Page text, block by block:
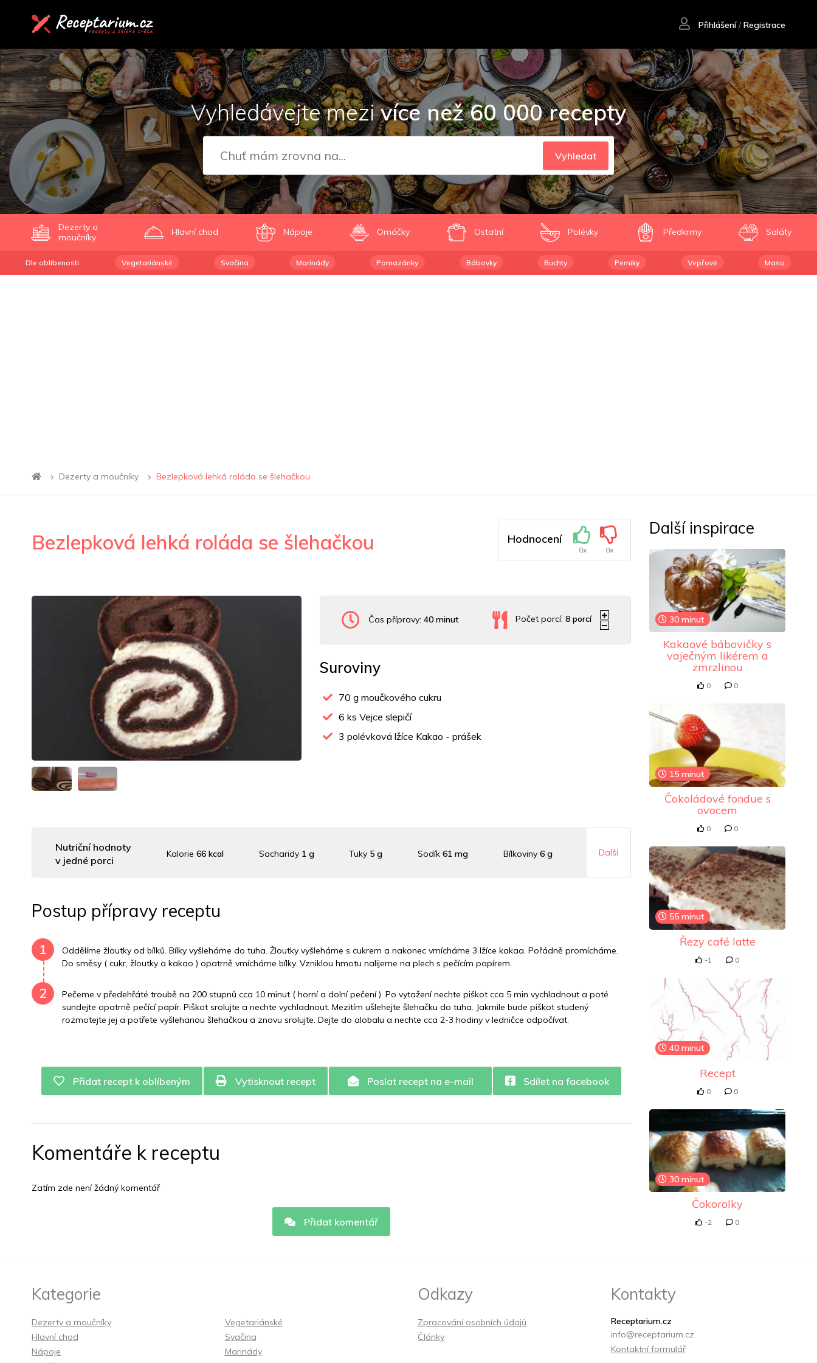
Přihlášení/Registrace
Vyhledávejte mezivíce než 60 000 recepty
Vyhledat
Dezerty a
moučníky
Hlavní chod Nápoje Omáčky Ostatní Polévky Předkrmy Saláty
Dle oblíbenosti: Vegetariánské Svačina Marinády Pomazánky Bábovky Buchty Perníky Vepřové Maso
Dezerty a moučníky Bezlepková lehká roláda se šlehačkou
Bezlepková lehká roláda se šlehačkou Hodnocení
0x 0x
Čas přípravy:40 minut Počet porcí: 8 porcí
Suroviny
70 g moučkového cukru
6 ks Vejce slepičí
3 polévková lžíce Kakao - prášek
Nutriční hodnoty
v jedné porci
Kalorie 66 kcal Sacharidy 1 g Tuky 5 g Sodík61 mg Bílkoviny6 g Další
Postup přípravy receptu
1
Oddělíme žloutky od bílků. Bílky vyšleháme do tuha. Žloutky vyšleháme s cukrem a nakonec vmícháme 3 lžíce kakaa. Pořádně promícháme.
Do směsy ( cukr, žloutky a kakao ) opatrně vmícháme bílky. Vzniklou hmotu nalijeme na plech s pečícím papírem.
2
Pečeme v předehřáté troubě na 200 stupnů cca 10 minut ( horní a dolní pečení ). Po vytažení nechte piškot cca 5 min vychladnout a poté
sundejte opatrně pečící papír. Piškot srolujte a nechte vychladnout. Mezitím ušlehejte šlehačku do tuha. Jakmile bude piškot studený
rozmotejte jej a potřete vyšlehanou šlehačkou a znovu srolujte. Dejte do alobalu a nechte cca 2-3 hodiny v ledničce odpočívat.
Přidat recept k oblíbeným Vytisknout recept Poslat recept na e-mail Sdílet na facebook
Komentáře k receptu
Zatím zde není žádný komentář
Přidat komentář
Další inspirace
30 minut
Kakaové bábovičky s
vaječným likérem a
zmrzlinou
0 0
15 minut
Čokoládové fondue s
ovocem
0 0
55 minut
Řezy café latte
-1 0
40 minut
Recept
0 0
30 minut
Čokorolky
-2 0
Kategorie
Dezerty a moučníky
Hlavní chod
Nápoje
Vegetariánské
Svačina
Marinády
Odkazy
Zpracování osobních údajů
Články
Kontakty
Receptarium.cz
info@receptarium.cz
Kontaktní formulář